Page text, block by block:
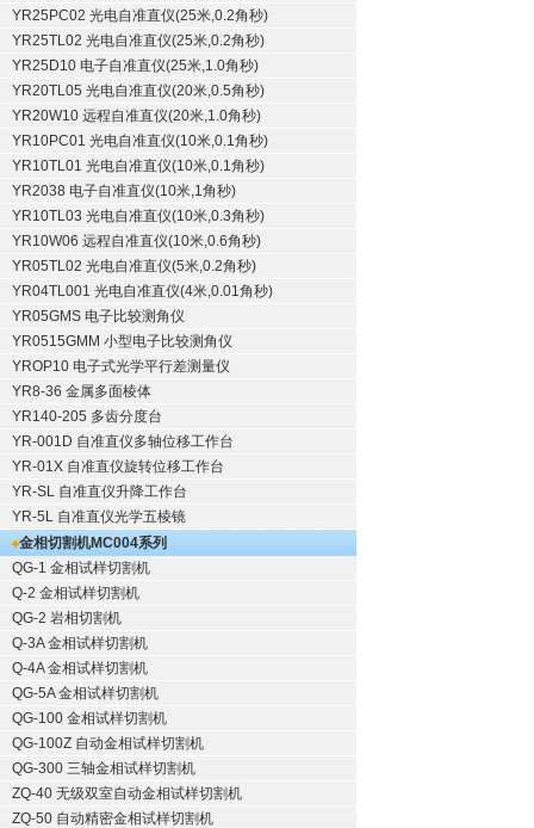
YR25PC02 光电自准直仪(25米,0.2角秒)
YR25TL02 光电自准直仪(25米,0.2角秒)
YR25D10 电子自准直仪(25米,1.0角秒)
YR20TL05 光电自准直仪(20米,0.5角秒)
YR20W10 远程自准直仪(20米,1.0角秒)
YR10PC01 光电自准直仪(10米,0.1角秒)
YR10TL01 光电自准直仪(10米,0.1角秒)
YR2038 电子自准直仪(10米,1角秒)
YR10TL03 光电自准直仪(10米,0.3角秒)
YR10W06 远程自准直仪(10米,0.6角秒)
YR05TL02 光电自准直仪(5米,0.2角秒)
YR04TL001 光电自准直仪(4米,0.01角秒)
YR05GMS 电子比较测角仪
YR0515GMM 小型电子比较测角仪
YROP10 电子式光学平行差测量仪
YR8-36 金属多面棱体
YR140-205 多齿分度台
YR-001D 自准直仪多轴位移工作台
YR-01X 自准直仪旋转位移工作台
YR-SL 自准直仪升降工作台
YR-5L 自准直仪光学五棱镜
金相切割机MC004系列
QG-1 金相试样切割机
Q-2 金相试样切割机
QG-2 岩相切割机
Q-3A 金相试样切割机
Q-4A 金相试样切割机
QG-5A 金相试样切割机
QG-100 金相试样切割机
QG-100Z 自动金相试样切割机
QG-300 三轴金相试样切割机
ZQ-40 无级双室自动金相试样切割机
ZQ-50 自动精密金相试样切割机